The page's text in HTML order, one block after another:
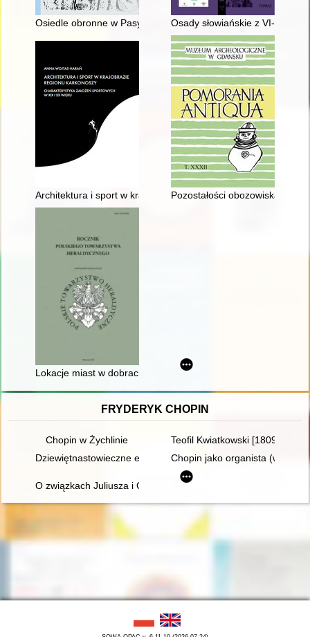
Osiedle obronne w Pasymiu na tle osadnictwa społeczności
Osady słowiańskie z VI-VII
Architektura i sport w krajobrazie regionu Karkonoszy :
Pozostałości obozowiska
Lokacje miast w dobrach szlacheckich w powiecie konińskim
FRYDERYK CHOPIN
Chopin w Żychlinie
Teofil Kwiatkowski [1809-1891]
Dziewiętnastowieczne edycje dzieł Fryderyka Chopina jako
Chopin jako organista (w 150.
O związkach Juliusza i Oskara Kolbergów z Fryderykiem